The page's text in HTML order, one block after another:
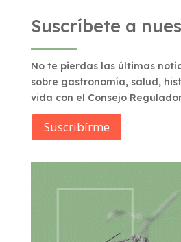
Suscríbete a
No te pierdas las últimas
sobre gastronomía, salud,
vida con el Consejo
Suscribírme